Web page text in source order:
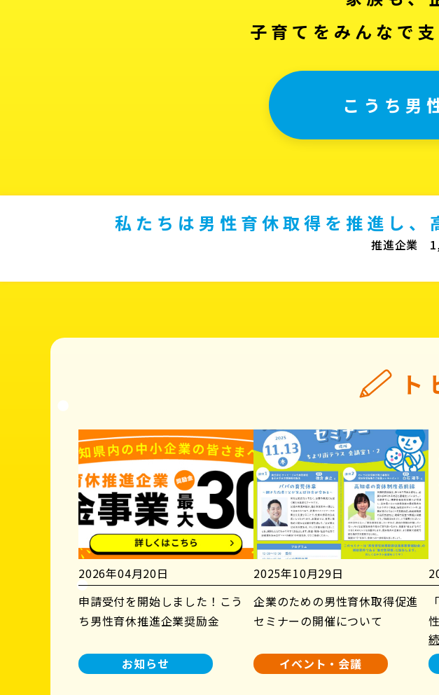
子育てをみんなで
こうち男
私たちは男性育休取得を推進し、
推進企業
2026年04月20日
申請受付を開始しました！こう
ち男性育休推進企業奨励金
お知らせ
2025年10月29日
企業のための男性育休取得促進
セミナーの開催について
イベント・会議